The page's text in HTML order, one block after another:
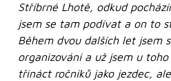
Stříbrné Lhotě, odkud
jsem se tam podívat a on to
Během dvou dalších let jsem
organizování a už jsem u
třináct ročníků jako jezdec,